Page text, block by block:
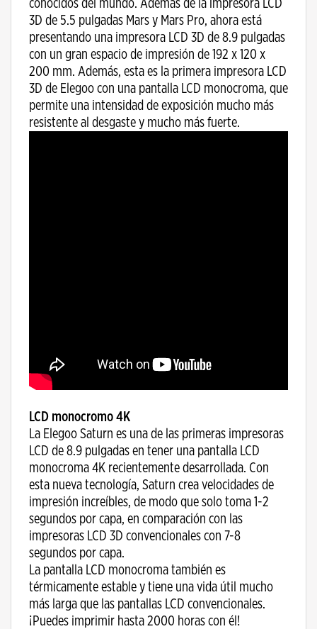
conocidos del mundo. Además de la impresora LCD
3D de 5.5 pulgadas Mars y Mars Pro, ahora está
presentando una impresora LCD 3D de 8.9 pulgadas
con un gran espacio de impresión de 192 x 120 x
200 mm. Además, esta es la primera impresora LCD
3D de Elegoo con una pantalla LCD monocroma, que
permite una intensidad de exposición mucho más
resistente al desgaste y mucho más fuerte.
LCD monocromo 4K
La Elegoo Saturn es una de las primeras impresoras
LCD de 8.9 pulgadas en tener una pantalla LCD
monocroma 4K recientemente desarrollada. Con
esta nueva tecnología, Saturn crea velocidades de
impresión increíbles, de modo que solo toma 1-2
segundos por capa, en comparación con las
impresoras LCD 3D convencionales con 7-8
segundos por capa.
La pantalla LCD monocroma también es
térmicamente estable y tiene una vida útil mucho
más larga que las pantallas LCD convencionales.
¡Puedes imprimir hasta 2000 horas con él!